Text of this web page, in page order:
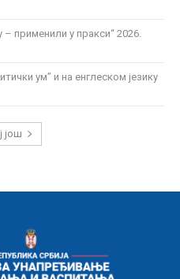
– применили у пракси“ 2026.
ум” и на енглеском језику
још